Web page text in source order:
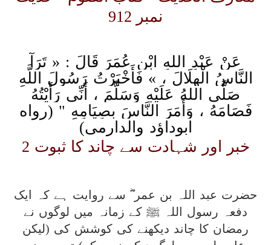
نمبر 912
عَنْ عَبْدِ اللهِ ابْنِ عُمَرَ قَالَ : « تَرَآ
النَّاسُ الْهِلَالَ ، » فَأَخْبَرْتُ رَسُولَ اللَّهِ
صَلَّى اللهُ عَلَيْهِ وَسَلَّمَ ، أَنِّي رَأَيْتُهُ
فَصَامَهُ ، وَأَمَرَ النَّاسَ بِصِيَامِهِ " (رواه
ابوداؤد والدارمى)
خبر اور شہادت سے چاند کا ثبوت 2
حضرت عبد اللہ بن عمر ؓ سے روایت ہے کہ ایک
دفعہ رسول اللہ ﷺ کے زمانہ میں لوگوں نے
رمضان کا چاند دیکھنے کی کوشش کی (لیکن